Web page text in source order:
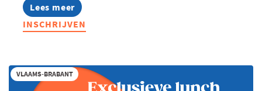
Lees meer
about
Summer
Masterclass:
LinkedIn
INSCHRIJVEN
VLAAMS-BRABANT